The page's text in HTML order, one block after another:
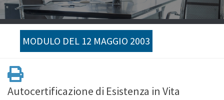
MODULO DEL 12 MAGGIO 2003
Autocertificazione di Esistenza in Vita